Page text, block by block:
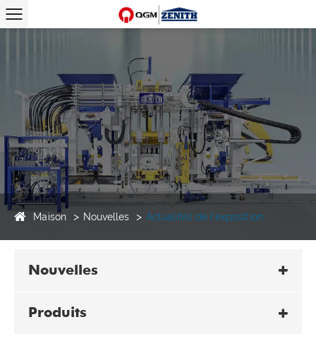
Maison Nouvelles Actualités de l'exposition
Nouvelles
Produits